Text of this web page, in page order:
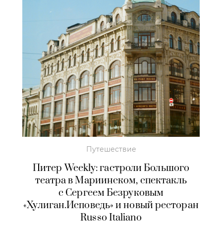
Путешествие
Питер Weekly: гастроли Большого
театра в Мариинском, спектакль
с Сергеем Безруковым
«Хулиган.Исповедь» и новый ресторан
Russo Italiano